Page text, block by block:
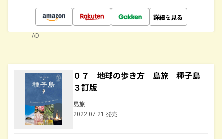
詳細を見る
AD
０７ 地球の歩き方 島旅 種子島
３訂版
島旅
2022.07.21 発売